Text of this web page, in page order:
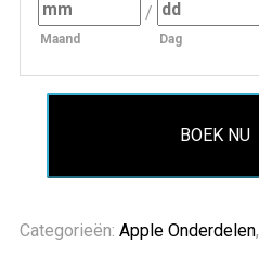
Maand
/
Dag
BOEK NU
Categorieën: Apple Onderdelen,